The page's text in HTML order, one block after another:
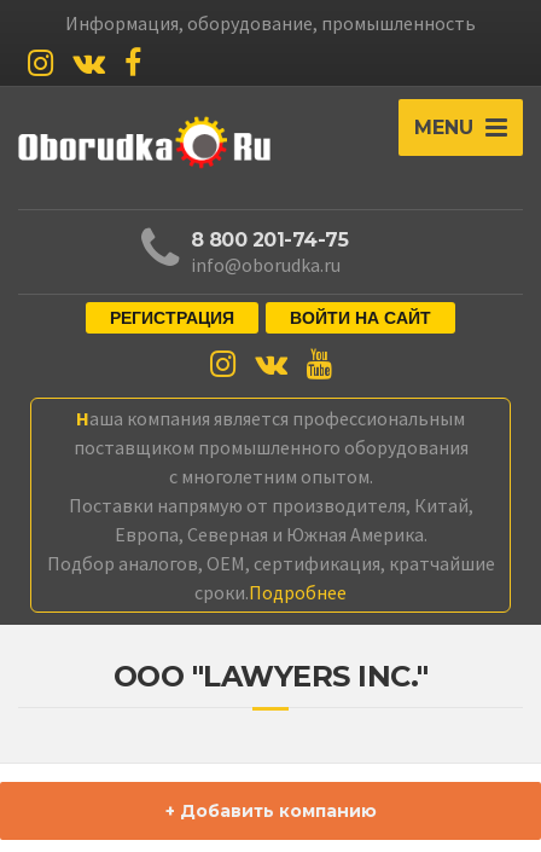
Информация, оборудование, промышленность
MENU
8 800 201-74-75
info@oborudka.ru
РЕГИСТРАЦИЯ ВОЙТИ НА САЙТ
Наша компания является профессиональным
поставщиком промышленного оборудования
с многолетним опытом.
Поставки напрямую от производителя, Китай,
Европа, Северная и Южная Америка.
Подбор аналогов, OEM, сертификация, кратчайшие
сроки.Подробнее
ООО "LAWYERS INC."
+ Добавить компанию